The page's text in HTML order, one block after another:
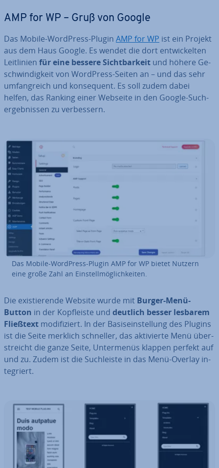
AMP for WP – Gruß von Google
Das Mobile-WordPress-Plugin AMP for WP ist ein Projekt
aus dem Haus Google. Es wendet die dort ent­wi­ckel­ten
Leit­li­ni­en für eine bessere Sicht­bar­keit und höhere Ge­
schwin­dig­keit von WordPress-Seiten an – und das sehr
um­fang­reich und kon­se­quent. Es soll zudem dabei
helfen, das Ranking einer Webseite in den Google-Such­
ergeb­nis­sen zu ver­bes­sern.
Das Mobile-WordPress-Plugin AMP for WP bietet Nutzern
eine große Zahl an Ein­stell­mög­lich­kei­ten.
Die exis­tie­ren­de Website wurde mit Burger-Menü-
Button in der Kopf­leis­te und deutlich besser lesbarem
Fließtext mo­di­fi­ziert. In der Ba­sis­ein­stel­lung des Plugins
ist die Seite merklich schneller, das ak­ti­vier­te Menü über­
streicht die ganze Seite, Un­ter­me­nüs klappen perfekt auf
und zu. Zudem ist die Such­leis­te in das Menü-Overlay in­
te­griert.